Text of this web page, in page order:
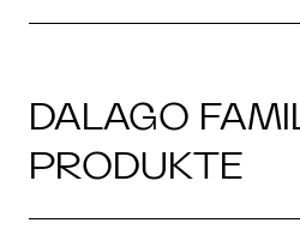
DALAGO
PRODUKTE